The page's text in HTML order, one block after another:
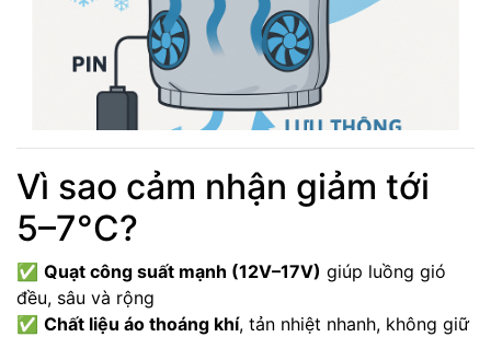
Vì sao cảm nhận giảm tới
5–7°C?
✅ Quạt công suất mạnh (12V–17V) giúp luồng gió
đều, sâu và rộng
✅ Chất liệu áo thoáng khí, tản nhiệt nhanh, không giữ